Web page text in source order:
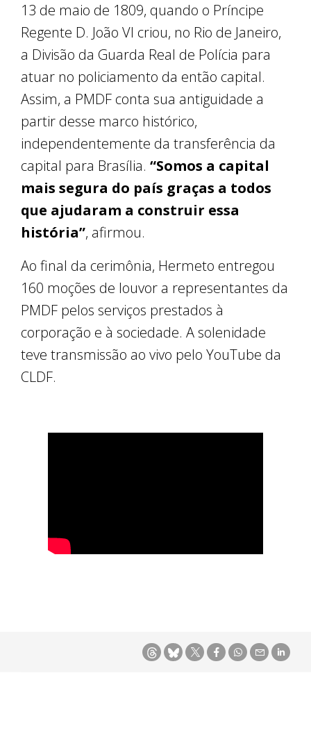
13 de maio de 1809, quando o Príncipe
Regente D. João VI criou, no Rio de Janeiro,
a Divisão da Guarda Real de Polícia para
atuar no policiamento da então capital.
Assim, a PMDF conta sua antiguidade a
partir desse marco histórico,
independentemente da transferência da
capital para Brasília. “Somos a capital
mais segura do país graças a todos
que ajudaram a construir essa
história”, afirmou.
Ao final da cerimônia, Hermeto entregou
160 moções de louvor a representantes da
PMDF pelos serviços prestados à
corporação e à sociedade. A solenidade
teve transmissão ao vivo pelo YouTube da
CLDF.